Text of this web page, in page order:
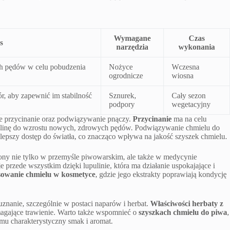
Wymagane
narzędzia
Czas
wykonania
pędów w celu pobudzenia
Nożyce
ogrodnicze
Wczesna
wiosna
aby zapewnić im stabilność
Sznurek,
podpory
Cały sezon
wegetacyjny
oraz podwiązywanie pnączy. Przycinanie ma na celu
do wzrostu nowych, zdrowych pędów. Podwiązywanie chmielu do
dostęp do światła, co znacząco wpływa na jakość szyszek chmielu.
nie tylko w przemyśle piwowarskim, ale także w medycynie
przede wszystkim dzięki lupulinie, która ma działanie uspokajające i
chmielu w kosmetyce, gdzie jego ekstrakty poprawiają kondycję
szczególnie w postaci naparów i herbat. Właściwości herbaty z
trawienie. Warto także wspomnieć o szyszkach chmielu do piwa,
charakterystyczny smak i aromat.